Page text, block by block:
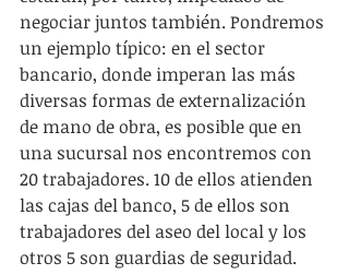
negociar juntos también. Pondremos
un ejemplo típico: en el sector
bancario, donde imperan las más
diversas formas de externalización
de mano de obra, es posible que en
una sucursal nos encontremos con
20 trabajadores. 10 de ellos atienden
las cajas del banco, 5 de ellos son
trabajadores del aseo del local y los
otros 5 son guardias de seguridad.